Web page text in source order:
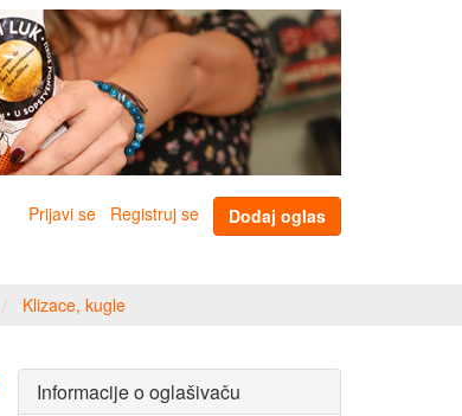
Prijavi se Registruj se Dodaj oglas
Klizace, kugle
Informacije o oglašivaču